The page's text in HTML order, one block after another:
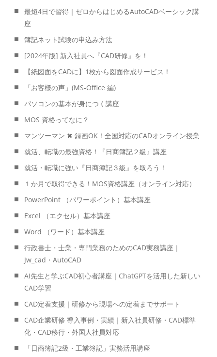
最短4日で習得｜ゼロからはじめるAutoCADベーシック講
座
簿記ネット試験の申込み方法
[2024年版] 新入社員へ『CAD研修』を！
【紙図面をCADに】1枚から図面作成サービス！
「お客様の声」(MS-Office 編)
パソコンの基本が身につく講座
MOS 資格ってなに？
マンツーマン ✖ 録画OK！全国対応のCADオンライン授業
就活、転職の最強資格！『日商簿記２級』講座
就活・転職に強い『日商簿記３級』を取ろう！
１か月で取得できる！MOS資格講座（オンライン対応）
PowerPoint （パワーポイント）基本講座
Excel （エクセル）基本講座
Word （ワード）基本講座
行政書士・士業・専門業務のためのCAD実務講座｜
Jw_cad・AutoCAD
AI先生と学ぶCAD初心者講座｜ChatGPTを活用した新しい
CAD学習
CAD定着支援｜研修から現場への定着までサポート
CAD企業研修 導入事例・実績｜新入社員研修・CAD標準
化・CAD移行・外国人社員対応
「日商簿記2級・工業簿記」実務活用講座